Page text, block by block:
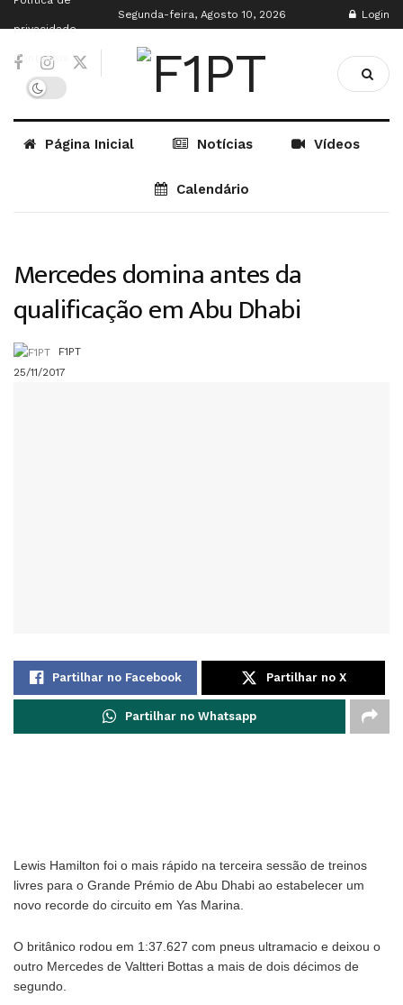
privacidade
Contactos
Segunda-feira, Agosto 10, 2026 Login
Página Inicial Notícias Vídeos
Calendário
Mercedes domina antes da
qualificação em Abu Dhabi
F1PT
25/11/2017
Partilhar no Facebook Partilhar no X
Partilhar no Whatsapp
Lewis Hamilton foi o mais rápido na terceira sessão de treinos
livres para o Grande Prémio de Abu Dhabi ao estabelecer um
novo recorde do circuito em Yas Marina.
O britânico rodou em 1:37.627 com pneus ultramacio e deixou o
outro Mercedes de Valtteri Bottas a mais de dois décimos de
segundo.